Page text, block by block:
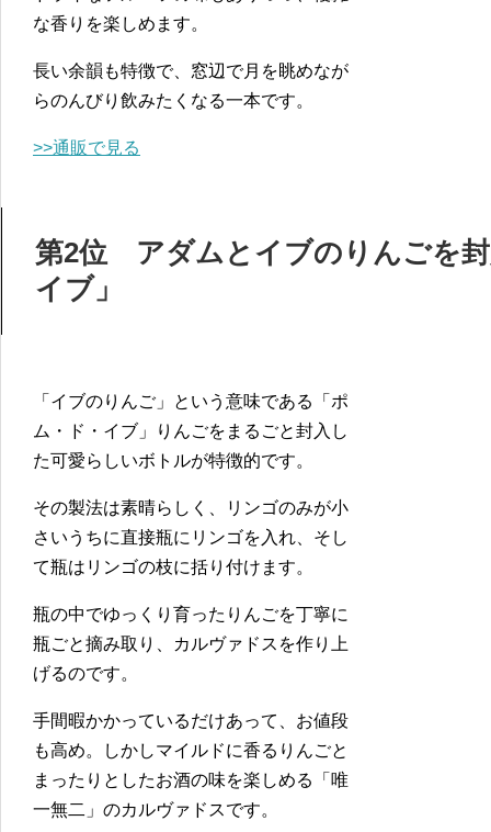
な香りを楽しめます。
長い余韻も特徴で、窓辺で月を眺めなが
らのんびり飲みたくなる一本です。
>>通販で見る
第2位 アダムとイブのりんごを
イブ」
「イブのりんご」という意味である「ポ
ム・ド・イブ」りんごをまるごと封入し
た可愛らしいボトルが特徴的です。
その製法は素晴らしく、リンゴのみが小
さいうちに直接瓶にリンゴを入れ、そし
て瓶はリンゴの枝に括り付けます。
瓶の中でゆっくり育ったりんごを丁寧に
瓶ごと摘み取り、カルヴァドスを作り上
げるのです。
手間暇かかっているだけあって、お値段
も高め。しかしマイルドに香るりんごと
まったりとしたお酒の味を楽しめる「唯
一無二」のカルヴァドスです。